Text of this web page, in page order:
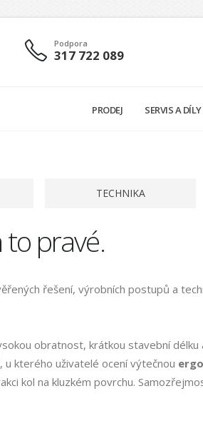
Podpora
317 722 089
PRODEJ SERVIS A DÍLY
TECHNIKA
to pravé.
řešení, výrobních postupů a
obratnost, krátkou stavební
, u kterého uživatelé ocení výtečnou
kol na kluzkém povrchu.